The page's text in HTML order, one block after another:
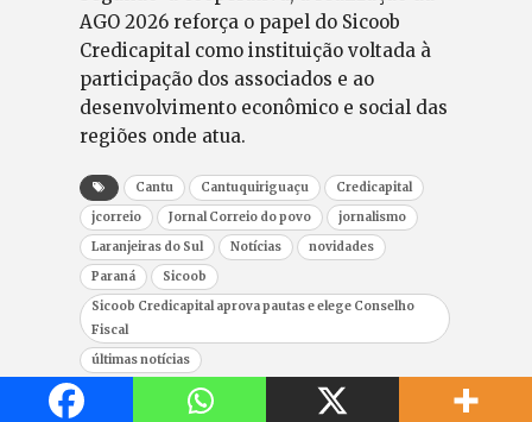
AGO 2026 reforça o papel do Sicoob
Credicapital como instituição voltada à
participação dos associados e ao
desenvolvimento econômico e social das
regiões onde atua.
Cantu Cantuquiriguaçu
Credicapital
jcorreio
Jornal Correio do povo
jornalismo
Laranjeiras do Sul
Notícias
novidades
Paraná
Sicoob
Sicoob Credicapital aprova pautas e elege Conselho
Fiscal
últimas notícias